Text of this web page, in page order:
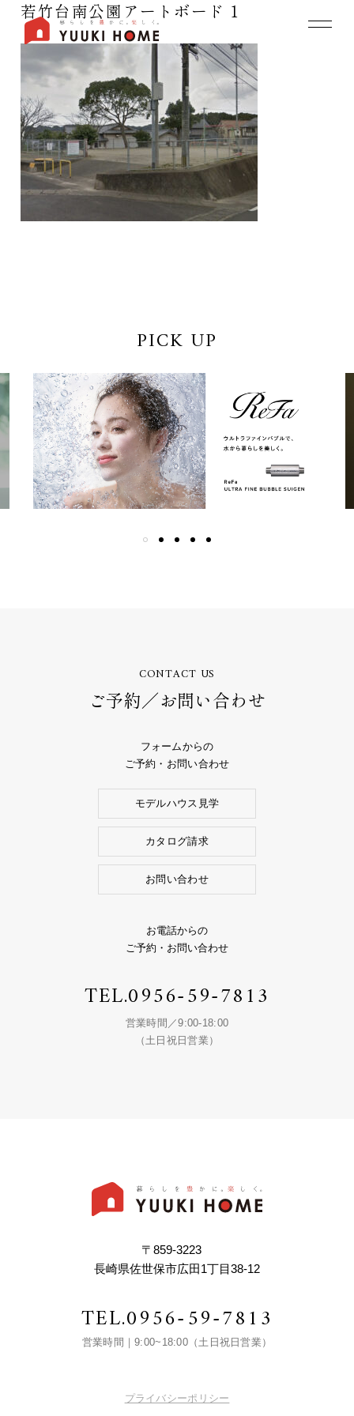
若竹台南公園アートボード 1
PICK UP
CONTACT US
ご予約／お問い合わせ
フォームからの
ご予約・お問い合わせ
モデルハウス見学
カタログ請求
お問い合わせ
お電話からの
ご予約・お問い合わせ
TEL.0956-59-7813
営業時間／9:00-18:00
（土日祝日営業）
〒859-3223
長崎県佐世保市広田1丁目38-12
TEL.0956-59-7813
営業時間｜9:00~18:00（土日祝日営業）
プライバシーポリシー